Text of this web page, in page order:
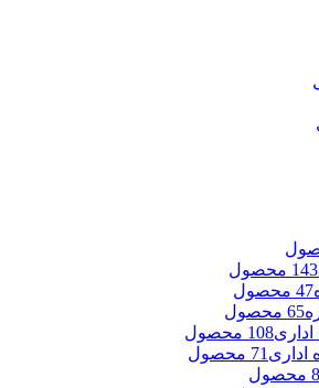
143 محصول
47 محصول
65 محصول
اداری108 محصول
اداری 71 محصول